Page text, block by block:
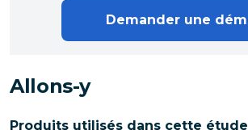
Allons-y
Produits utilisés dans cette étude
Demander une